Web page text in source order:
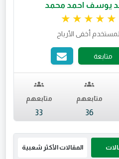
يوسف احمد محمد
تقييم 4.99 من 5.
أخفى الأرباح
متابعة
متابعهم
36
متابعهم
33
المقالات الأكثر شعبية